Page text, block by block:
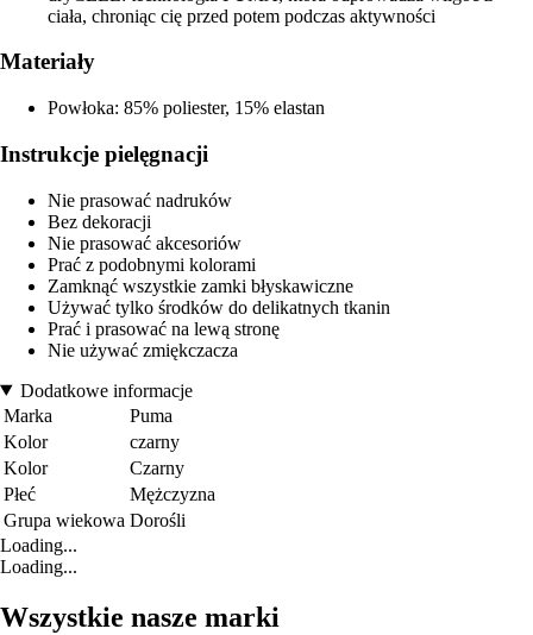
ciała, chroniąc cię przed potem podczas aktywności
Materiały
Powłoka: 85% poliester, 15% elastan
Instrukcje pielęgnacji
Nie prasować nadruków
Bez dekoracji
Nie prasować akcesoriów
Prać z podobnymi kolorami
Zamknąć wszystkie zamki błyskawiczne
Używać tylko środków do delikatnych tkanin
Prać i prasować na lewą stronę
Nie używać zmiękczacza
Dodatkowe informacje
Marka
Puma
Kolor
czarny
Kolor
Czarny
Płeć
Mężczyzna
Grupa wiekowa Dorośli
Loading...
Loading...
Wszystkie nasze marki